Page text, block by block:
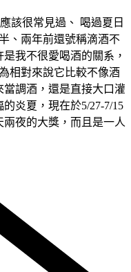
該很常見過、 喝過夏日
、兩年前還號稱滴酒不
我不很愛喝酒的關系，
相對來說它比較不像酒
調酒，還是直接大口灌
炎夏，現在於5/27-7/15
夜的大獎，而且是一人